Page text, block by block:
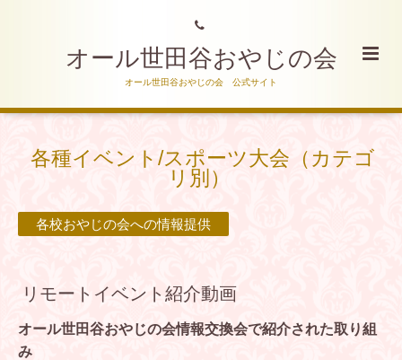
オール世田谷おやじの会
オール世田谷おやじの会 公式サイト
各種イベント/スポーツ大会（カテゴ
リ別）
各校おやじの会への情報提供
リモートイベント紹介動画
オール世田谷おやじの会情報交換会で紹介された取り組
み